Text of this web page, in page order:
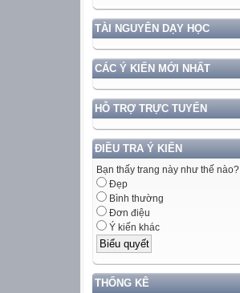
TÀI NGUYÊN DẠY HỌC
CÁC Ý KIẾN MỚI NHẤT
HỖ TRỢ TRỰC TUYẾN
ĐIỀU TRA Ý KIẾN
Bạn thấy trang này như thế nào?
Đẹp
Bình thường
Đơn điệu
Ý kiến khác
THỐNG KÊ